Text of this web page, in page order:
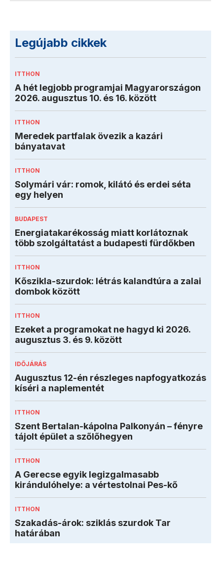
Legújabb cikkek
ITTHON
A hét legjobb programjai Magyarországon
2026. augusztus 10. és 16. között
ITTHON
Meredek partfalak övezik a kazári
bányatavat
ITTHON
Solymári vár: romok, kilátó és erdei séta
egy helyen
BUDAPEST
Energiatakarékosság miatt korlátoznak
több szolgáltatást a budapesti fürdőkben
ITTHON
Kőszikla-szurdok: létrás kalandtúra a zalai
dombok között
ITTHON
Ezeket a programokat ne hagyd ki 2026.
augusztus 3. és 9. között
IDŐJÁRÁS
Augusztus 12-én részleges napfogyatkozás
kíséri a naplementét
ITTHON
Szent Bertalan-kápolna Palkonyán – fényre
tájolt épület a szőlőhegyen
ITTHON
A Gerecse egyik legizgalmasabb
kirándulóhelye: a vértestolnai Pes-kő
ITTHON
Szakadás-árok: sziklás szurdok Tar
határában